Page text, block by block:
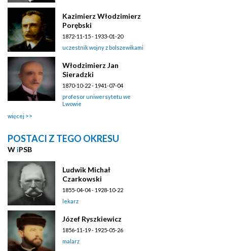
Kazimierz Włodzimierz
Porębski
1872-11-15 - 1933-01-20
uczestnik wojny z bolszewikami
Włodzimierz Jan
Sieradzki
1870-10-22 - 1941-07-04
profesor uniwersytetu we
Lwowie
więcej
POSTACI Z TEGO OKRESU
W iPSB
Ludwik Michał
Czarkowski
1855-04-04 - 1928-10-22
lekarz
Józef Ryszkiewicz
1856-11-19 - 1925-05-26
malarz